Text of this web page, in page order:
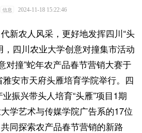
信息 2024-11-18 15:22:46
新农人风采，更好地发挥四川“头
，四川农业大学创意对撞集市活动
撞”蛇年农产品春节营销大赛于
安市天府头雁培育学院举行。四
振兴带头人培育“头雁”项目1期
学艺术与传媒学院广告系的17位
同探索农产品春节营销的新路